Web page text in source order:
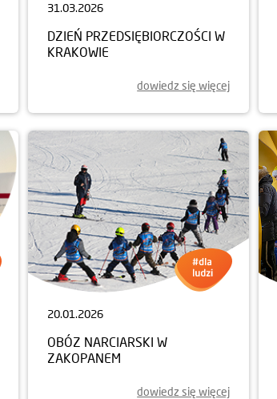
31.03.2026
DZIEŃ PRZEDSIĘBIORCZOŚCI W
KRAKOWIE
dowiedz się więcej
20.01.2026
OBÓZ NARCIARSKI W
ZAKOPANEM
dowiedz się więcej